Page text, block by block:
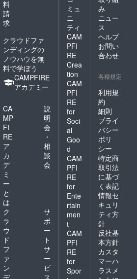
料
請
求
クラウドファ
ンディングの
ノウハウを無
料で学ぼう
CAMPFIRE
アカデミー
CA
MP
FI
RE
ア
カ
デ
ミ
ー
と
は
説
明
会
・
相
談
会
ク
ラ
ウ
ド
フ
ァ
ン
デ
サ
ポ
ー
ト
サ
ー
ビ
ス
ミュ
ニ
ティ
CAM
PFI
RE
Crea
tion
CAM
PFI
RE
for
Soci
al
Goo
d
CAM
PFI
RE
for
Ente
rtain
men
t
CAM
PFI
RE
for
Spor
み
ニュー
ス
ヘルプ
お問い
合わせ
各種規定
利用規
約
細則
プライ
バシー
ポリ
シー
特定商
取引法
に基づ
く表記
情報セ
キュリ
ティ方
針
反社基
本方針
カスタ
マーハ
ラスメ